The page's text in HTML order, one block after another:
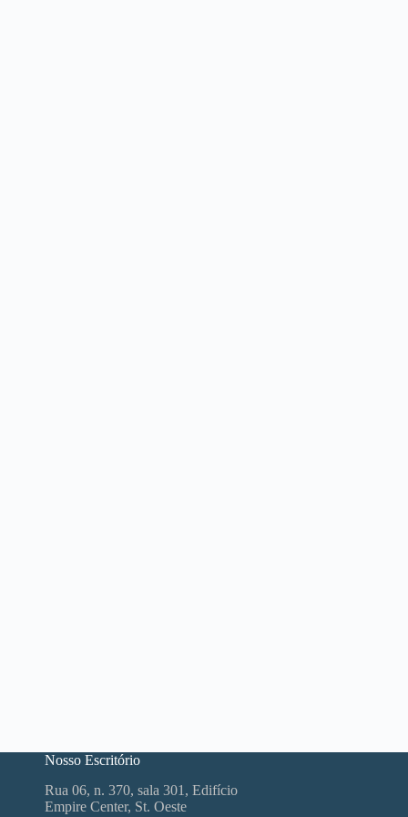
Nosso Escritório
Rua 06, n. 370, sala 301, Edifício
Empire Center, St. Oeste